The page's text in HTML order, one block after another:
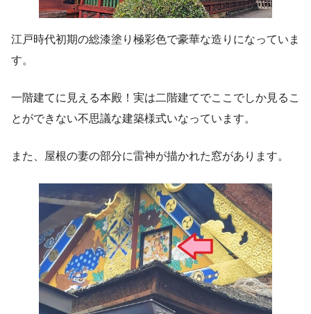
江戸時代初期の総漆塗り極彩色で豪華な造りになっていま
す。
一階建てに見える本殿！実は二階建てでここでしか見るこ
とができない不思議な建築様式いなっています。
また、屋根の妻の部分に雷神が描かれた窓があります。